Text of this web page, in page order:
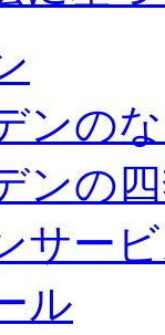
ンの
ンの
サー
ル